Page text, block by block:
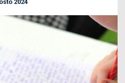
2024